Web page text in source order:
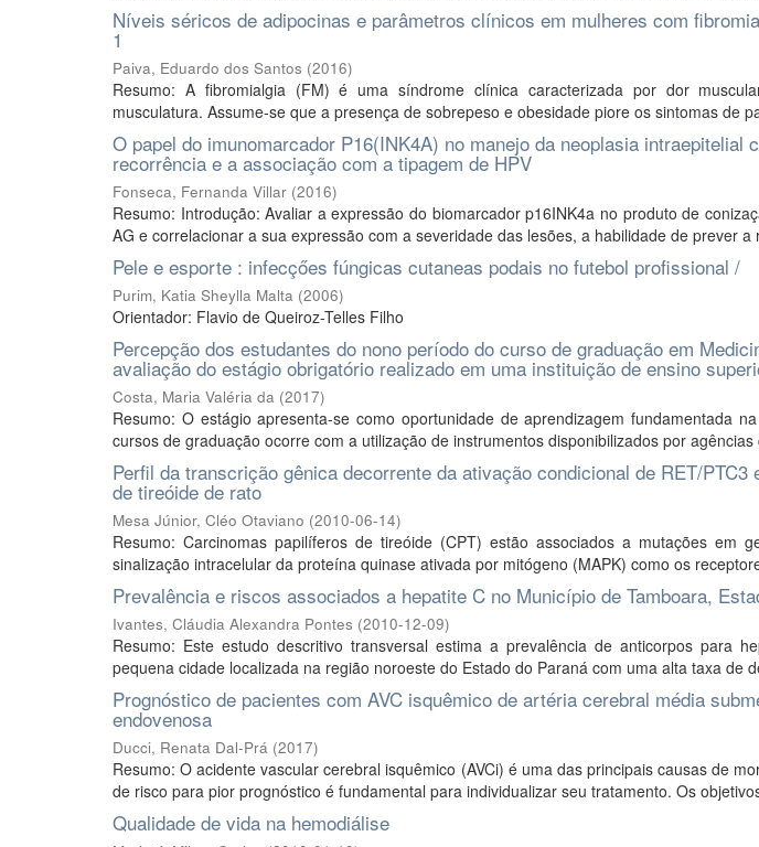
Níveis séricos de adipocinas e parâmetros clínicos em mulheres com
1
Paiva, Eduardo dos Santos (2016)
Resumo: A fibromialgia (FM) é uma síndrome clínica caracterizada por dor
musculatura. Assume-se que a presença de sobrepeso e obesidade piore os sintomas de
O papel do imunomarcador P16(INK4A) no manejo da neoplasia
recorrência e a associação com a tipagem de HPV
Fonseca, Fernanda Villar (2016)
Resumo: Introdução: Avaliar a expressão do biomarcador p16INK4a no produto de
AG e correlacionar a sua expressão com a severidade das lesões, a habilidade de prever a
Pele e esporte : infecçőes fúngicas cutaneas podais no futebol profissional /
Purim, Katia Sheylla Malta (2006)
Orientador: Flavio de Queiroz-Telles Filho
Percepção dos estudantes do nono período do curso de graduação em
avaliação do estágio obrigatório realizado em uma instituição de ensino
Costa, Maria Valéria da (2017)
Resumo: O estágio apresenta-se como oportunidade de aprendizagem fundamentada
cursos de graduação ocorre com a utilização de instrumentos disponibilizados por
Perfil da transcrição gênica decorrente da ativação condicional de RET/
de tireóide de rato
Mesa Júnior, Cléo Otaviano (2010-06-14)
Resumo: Carcinomas papilíferos de tireóide (CPT) estão associados a mutações em
sinalização intracelular da proteína quinase ativada por mitógeno (MAPK) como os
Prevalência e riscos associados a hepatite C no Município de Tamboara,
Ivantes, Cláudia Alexandra Pontes (2010-12-09)
Resumo: Este estudo descritivo transversal estima a prevalência de anticorpos para
pequena cidade localizada na região noroeste do Estado do Paraná com uma alta taxa de
Prognóstico de pacientes com AVC isquêmico de artéria cerebral média
endovenosa
Ducci, Renata Dal-Prá (2017)
Resumo: O acidente vascular cerebral isquêmico (AVCi) é uma das principais causas de
de risco para pior prognóstico é fundamental para individualizar seu tratamento. Os
Qualidade de vida na hemodiálise